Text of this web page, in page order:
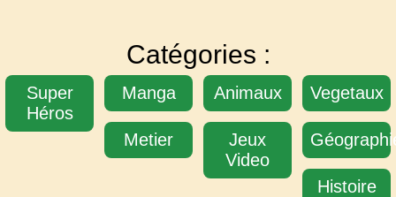
Catégories :
Super
Héros
Manga Animaux Vegetaux
Metier
Jeux
Video
Histoire